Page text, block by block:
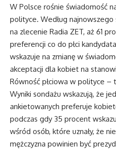
W Polsce rośnie świadomość
polityce. Według
na zlecenie Radia ZET, aż 61
preferencji co do płci
wskazuje na zmianę w
akceptacji dla kobiet na
Równość płciowa w polityce –
Wyniki sondażu wskazują, że
ankietowanych preferuje
podczas gdy 35 procent
wśród osób, które uznały, że
mężczyzna powinien być